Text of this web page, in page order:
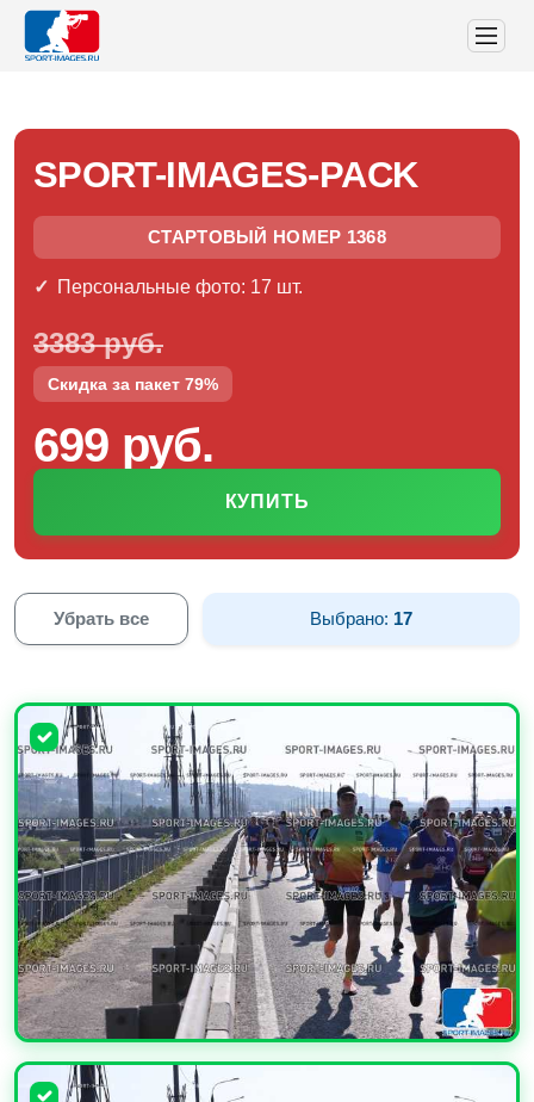
SPORT-IMAGES-PACK
СТАРТОВЫЙ НОМЕР 1368
Персональные фото: 17 шт.
3383 руб.
Скидка за пакет 79%
699 руб.
КУПИТЬ
Убрать все Выбрано: 17
УВЕЛИЧИТЬ